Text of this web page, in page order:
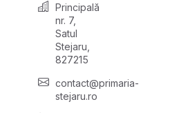
Principală
nr. 7,
Satul
Stejaru,
827215
contact@primaria-
stejaru.ro